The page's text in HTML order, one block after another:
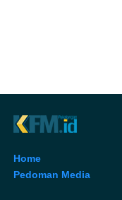
Home
Pedoman Media